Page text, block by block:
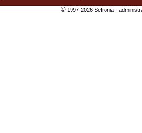
©1997-2026 Sefronia -